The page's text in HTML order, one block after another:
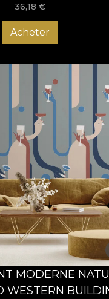
36,18 €
Acheter
MODERNE
WESTERN